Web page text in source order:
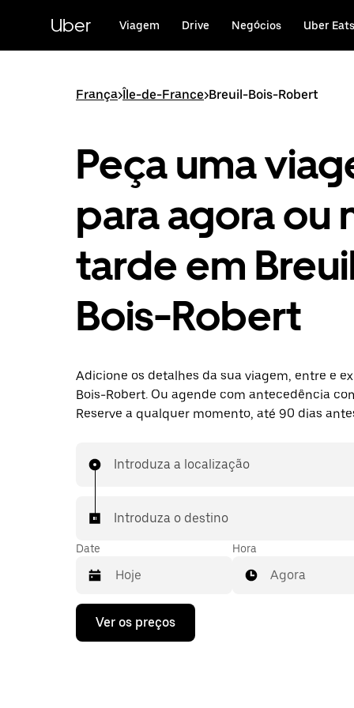
conteúdo
Uber Viagem Drive Negócios Uber Eats
França>Île-de-France>Breuil-Bois-Robert
Peça uma
para agora ou
tarde em
Bois-Robert
Adicione os detalhes da sua viagem, entre e
Bois-Robert. Ou agende com antecedência
Reserve a qualquer momento, até 90 dias
Introduza a localização
Introduza o destino
Date
Prima
tecla
Hora
Agora
Ver os preços